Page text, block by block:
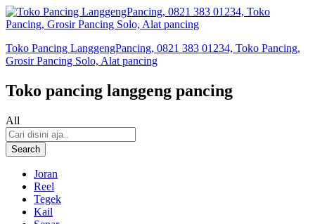
Toko Pancing LanggengPancing, 0821 383 01234, Toko Pancing,
Grosir Pancing Solo, Alat pancing
Toko pancing langgeng pancing
All
Search
Joran
Reel
Tegek
Kail